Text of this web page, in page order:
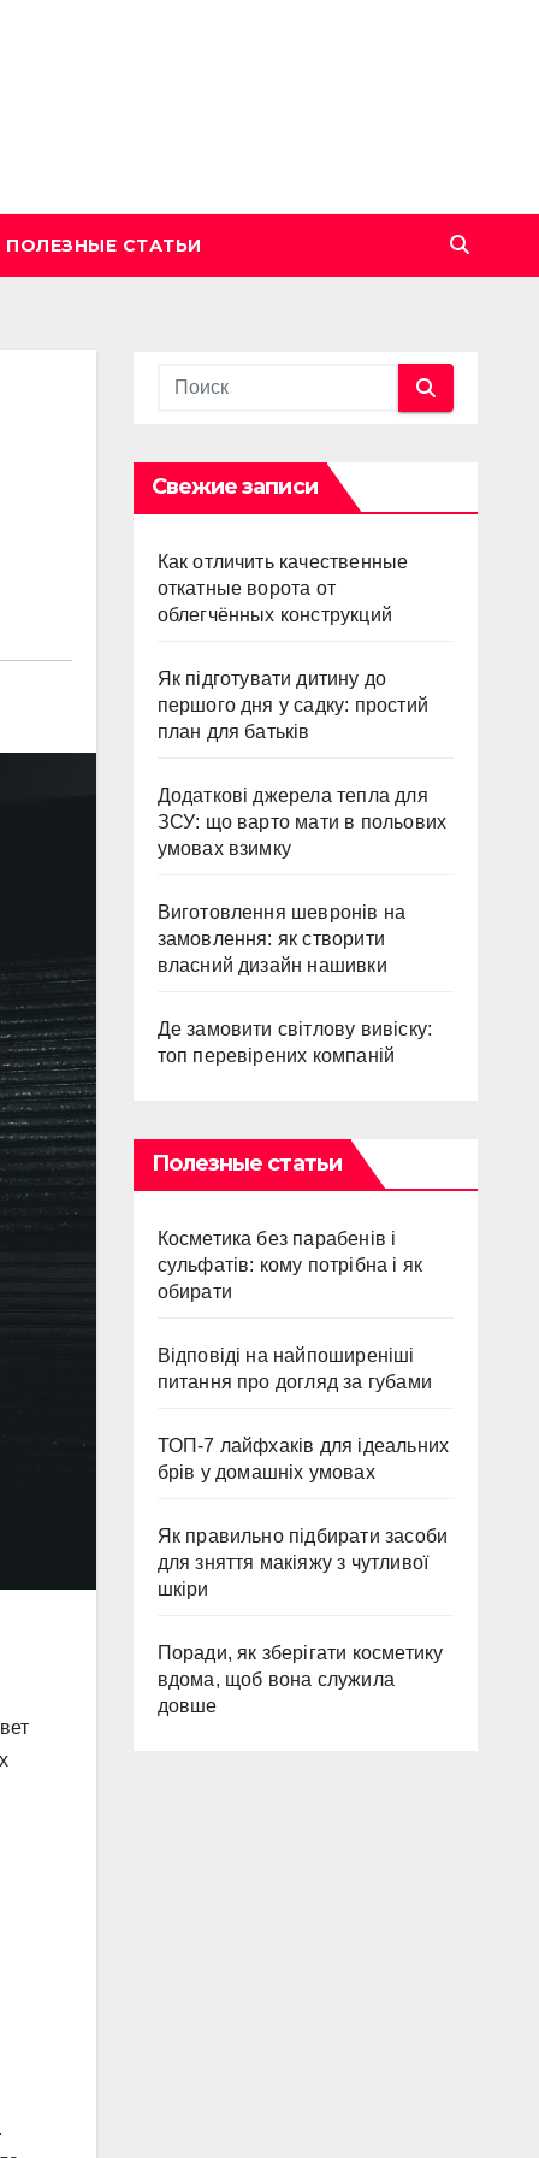
ПОЛЕЗНЫЕ СТАТЬИ
Свежие записи
Как отличить качественные
откатные ворота от
облегчённых конструкций
Як підготувати дитину до
першого дня у садку: простий
план для батьків
Додаткові джерела тепла для
ЗСУ: що варто мати в польових
умовах взимку
Виготовлення шевронів на
замовлення: як створити
власний дизайн нашивки
Де замовити світлову вивіску:
топ перевірених компаній
Полезные статьи
Косметика без парабенів і
сульфатів: кому потрібна і як
обирати
Відповіді на найпоширеніші
питання про догляд за губами
ТОП-7 лайфхаків для ідеальних
брів у домашніх умовах
Як правильно підбирати засоби
для зняття макіяжу з чутливої
шкіри
Поради, як зберігати косметику
вдома, щоб вона служила
довше